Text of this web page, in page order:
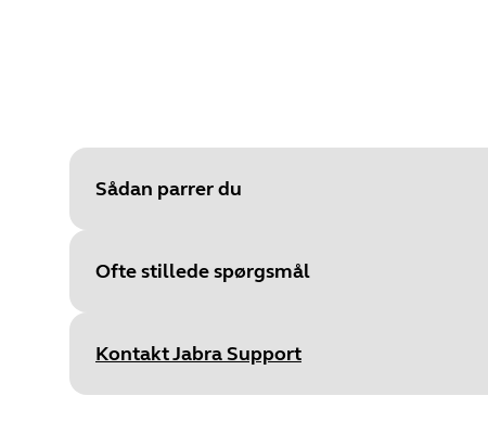
Sådan parrer du
Ofte stillede spørgsmål
Kontakt Jabra Support